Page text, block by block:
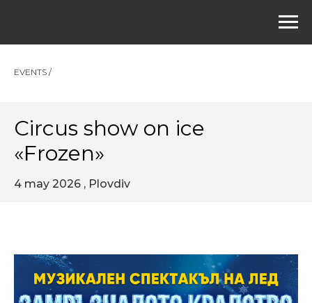
EVENTS /
Circus show on ice
«Frozen»
4 may 2026 , Plovdiv